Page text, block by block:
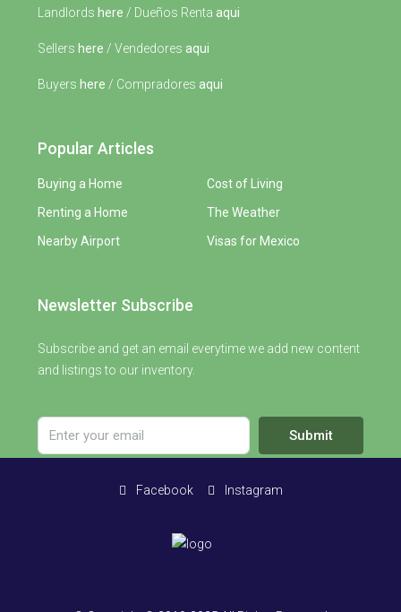
Landlords here / Dueños Renta aqui
Sellers here / Vendedores aqui
Buyers here / Compradores aqui
Popular Articles
Buying a Home
Renting a Home
Nearby Airport
Cost of Living
The Weather
Visas for Mexico
Newsletter Subscribe
Subscribe and get an email everytime we add new content
and listings to our inventory.
Submit
Facebook Instagram